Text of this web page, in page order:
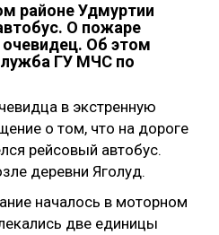
районе Удмуртии
О пожаре
Об этом
ГУ МЧС по
в экстренную
о том, что на дороге
рейсовый автобус.
деревни Яголуд.
началось в моторном
две единицы